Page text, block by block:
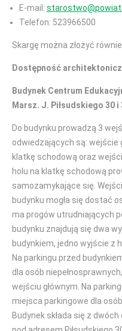
E-mail:
Telefon: 523966500
Skargę można złożyć
Dostępność
Budynek Centrum
Marsz. J. Piłsudskiego 30 i
Do budynku prowadzą 3
odwiedzających są: wejście
klatkę schodową oraz
holu na klatkę schodową
samozamykające się.
budynku mogła się dostać
ma progów utrudniających
budynku znajdują się dwa
budynkiem, jedno wyjście z
Na parkingu przed
dla osób
wejściu głównym. Na
miejsca parkingowe dla
Budynek składa się z